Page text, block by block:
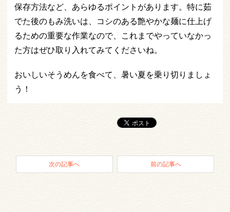
保存方法など、あらゆるポイントがあります。特に茹
でた後のもみ洗いは、コシのある艶やかな麺に仕上げ
るための重要な作業なので、これまでやっていなかっ
た方はぜひ取り入れてみてくださいね。
おいしいそうめんを食べて、暑い夏を乗り切りましょ
う！
次の記事へ 前の記事へ